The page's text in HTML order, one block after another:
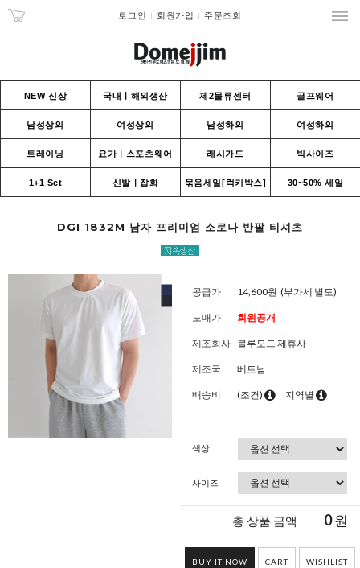
로그인 회원가입 주문조회
NEW 신상 국내ㅣ해외생산 제2물류센터 골프웨어
남성상의 여성상의 남성하의 여성하의
트레이닝 요가ㅣ스포츠웨어 래시가드 빅사이즈
1+1 Set 신발ㅣ잡화 묶음세일[럭키박스] 30~50% 세일
DGI 1832M 남자 프리미엄 소로나 반팔 티셔츠
공급가 14,600원 (부가세 별도)
도매가 회원공개
제조회사 블루모드 제휴사
제조국 베트남
배송비 (조건) 지역별
색상
사이즈
총 상품 금액 0원
BUY IT NOW CART WISHLIST